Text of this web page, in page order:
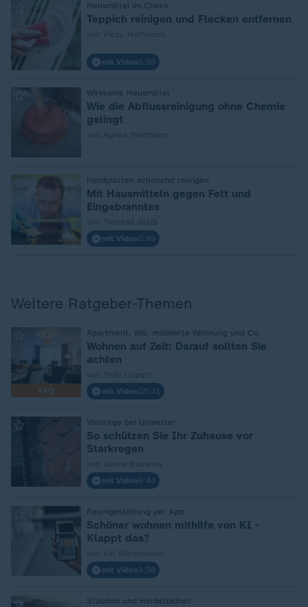
Hausmittel im Check
Teppich reinigen und Flecken entfernen
mit Video5:58
Wirksame Hausmittel
Wie die Abflussreinigung ohne Chemie
gelingt
Herdplatten schonend reinigen
Mit Hausmitteln gegen Fett und
Eingebranntes
mit Video5:49
Weitere Ratgeber-Themen
FAQ
Apartment, WG, möblierte Wohnung und Co.
Wohnen auf Zeit: Darauf sollten Sie
achten
mit Video28:41
Vorsorge bei Unwetter
So schützen Sie Ihr Zuhause vor
Starkregen
mit Video5:44
Raumgestaltung per App
Schöner wohnen mithilfe von KI -
Klappt das?
mit Video3:58
Stauden und Herbstblüher